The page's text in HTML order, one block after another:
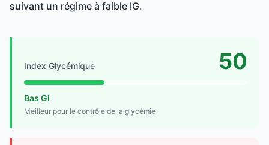
suivant un régime à faible IG.
Index Glycémique 50
Bas GI
Meilleur pour le contrôle de la glycémie